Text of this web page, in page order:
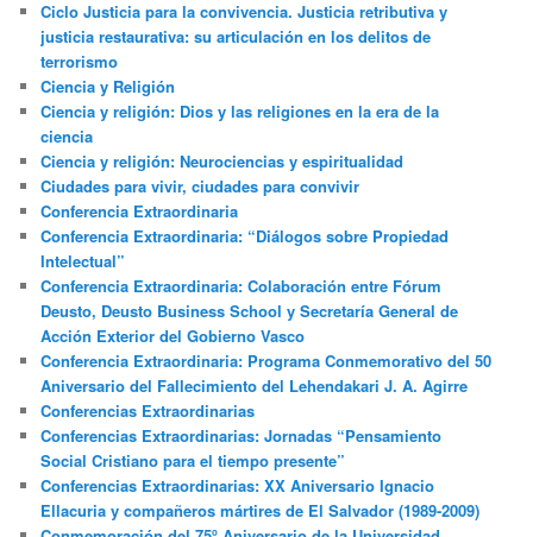
Ciclo Justicia para la convivencia. Justicia retributiva y
justicia restaurativa: su articulación en los delitos de
terrorismo
Ciencia y Religión
Ciencia y religión: Dios y las religiones en la era de la
ciencia
Ciencia y religión: Neurociencias y espiritualidad
Ciudades para vivir, ciudades para convivir
Conferencia Extraordinaria
Conferencia Extraordinaria: “Diálogos sobre Propiedad
Intelectual”
Conferencia Extraordinaria: Colaboración entre Fórum
Deusto, Deusto Business School y Secretaría General de
Acción Exterior del Gobierno Vasco
Conferencia Extraordinaria: Programa Conmemorativo del 50
Aniversario del Fallecimiento del Lehendakari J. A. Agirre
Conferencias Extraordinarias
Conferencias Extraordinarias: Jornadas “Pensamiento
Social Cristiano para el tiempo presente”
Conferencias Extraordinarias: XX Aniversario Ignacio
Ellacuria y compañeros mártires de El Salvador (1989-2009)